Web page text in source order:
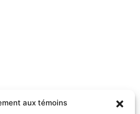
aux témoins